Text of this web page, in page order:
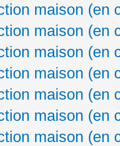
maison (en
maison (en
maison (en
maison (en
maison (en
maison (en
maison (en